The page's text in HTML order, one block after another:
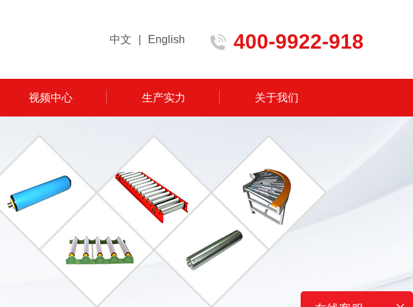
中文 English 400-9922-918
视频中心 生产实力 关于我们